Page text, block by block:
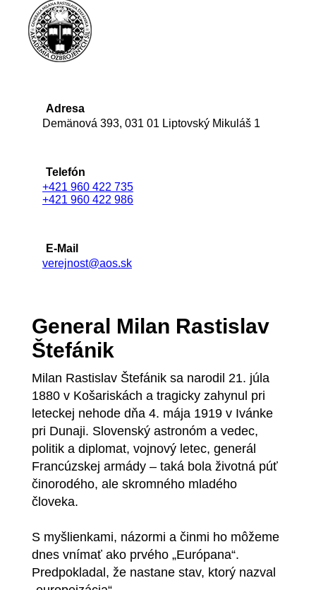
Adresa
Demänová 393, 031 01 Liptovský Mikuláš 1
Telefón
+421 960 422 735
+421 960 422 986
E-Mail
verejnost@aos.sk
General Milan Rastislav
Štefánik
Milan Rastislav Štefánik sa narodil 21. júla
1880 v Košariskách a tragicky zahynul pri
leteckej nehode dňa 4. mája 1919 v Ivánke
pri Dunaji. Slovenský astronóm a vedec,
politik a diplomat, vojnový letec, generál
Francúzskej armády – taká bola životná púť
činorodého, ale skromného mladého
človeka.
S myšlienkami, názormi a činmi ho môžeme
dnes vnímať ako prvého „Európana“.
Predpokladal, že nastane stav, ktorý nazval